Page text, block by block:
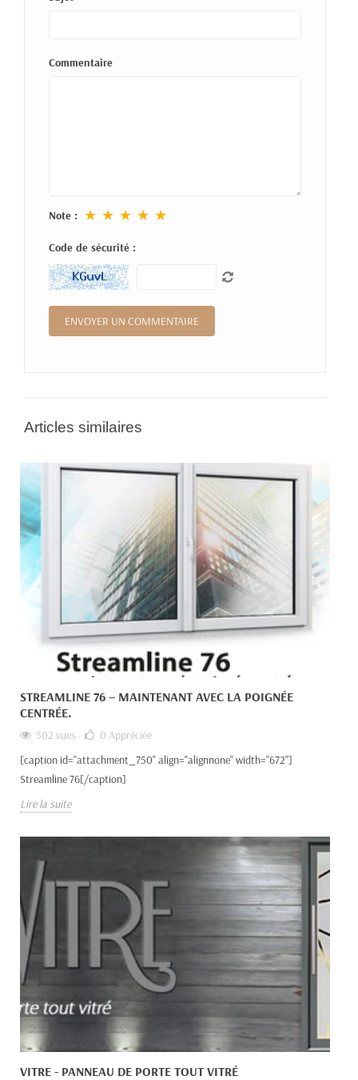
Commentaire
Note : ★ ★ ★ ★ ★
Code de sécurité :
Articles similaires
STREAMLINE 76 – MAINTENANT AVEC LA POIGNÉE
CENTRÉE.
502 vues 0 Appréciée
[caption id="attachment_750" align="alignnone" width="672"]
Streamline 76[/caption]
Lire la suite
VITRE - PANNEAU DE PORTE TOUT VITRÉ